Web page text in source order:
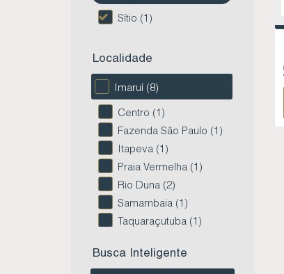
Sítio (1)
Localidade
Imaruí (8)
Centro (1)
Fazenda São Paulo (1)
Itapeva (1)
Praia Vermelha (1)
Rio Duna (2)
Samambaia (1)
Taquaraçutuba (1)
Imbituba (3)
Busca Inteligente